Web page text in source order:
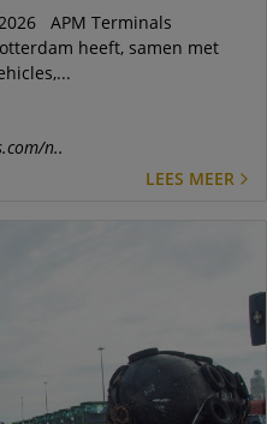
APM Terminals
heeft, samen met
n..
LEES MEER